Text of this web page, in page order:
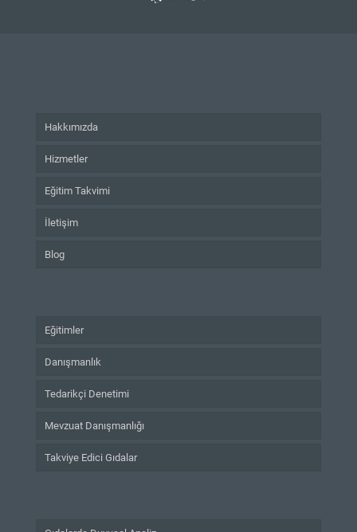
Hakkımızda
Hizmetler
Eğitim Takvimi
İletişim
Blog
Eğitimler
Danışmanlık
Tedarikçi Denetimi
Mevzuat Danışmanlığı
Takviye Edici Gıdalar